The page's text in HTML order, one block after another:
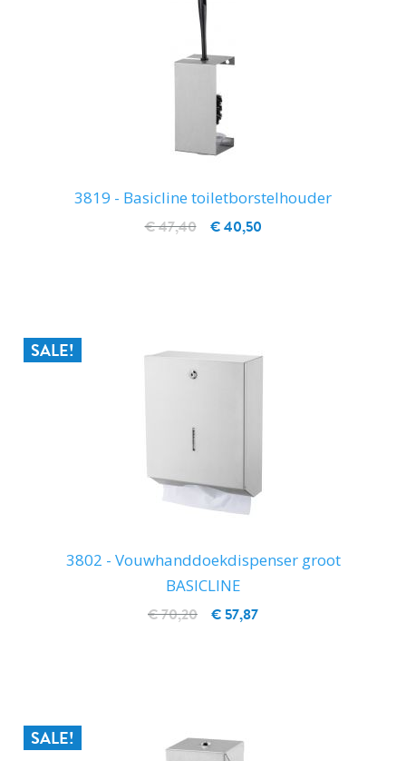
3819 - Basicline toiletborstelhouder
€ 40,50
€ 47,40
SALE!
3802 - Vouwhanddoekdispenser groot
BASICLINE
€ 57,87
€ 70,20
SALE!